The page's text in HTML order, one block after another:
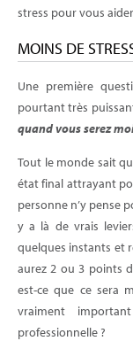
stress pour vous
MOINS DE
Une première
pourtant très
quand vous serez
Tout le monde sait
état final attrayant
personne n’y pense
y a là de vrais
quelques instants et
aurez 2 ou 3 points
est-ce que ce sera
vraiment
professionnelle ?